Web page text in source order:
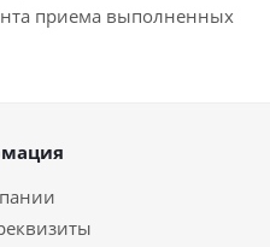
приема выполненных